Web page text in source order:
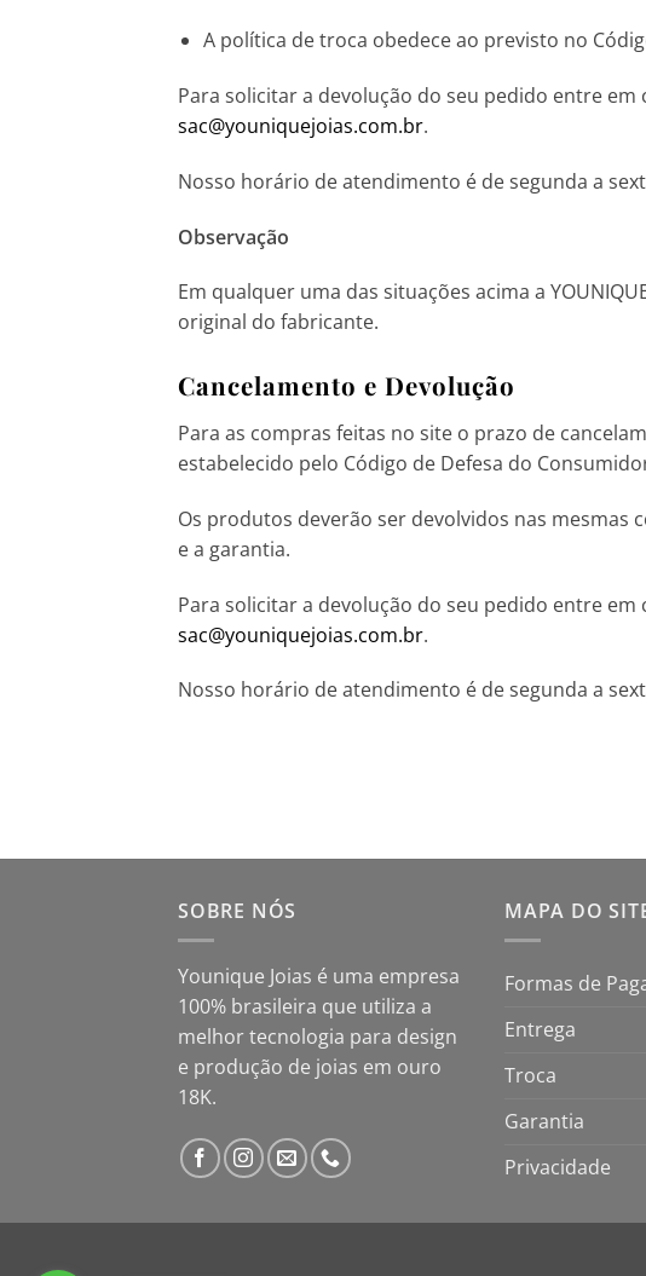
A política de troca obedece ao previsto no
Para solicitar a devolução do seu pedido entre
sac@youniquejoias.com.br.
Nosso horário de atendimento é de segunda a
Observação
Em qualquer uma das situações acima a
original do fabricante.
Cancelamento e Devolução
Para as compras feitas no site o prazo de
estabelecido pelo Código de Defesa do
Os produtos deverão ser devolvidos nas mesmas
e a garantia.
Para solicitar a devolução do seu pedido entre
sac@youniquejoias.com.br.
Nosso horário de atendimento é de segunda a
SOBRE NÓS
Younique Joias é uma empresa
100% brasileira que utiliza a
melhor tecnologia para design
e produção de joias em ouro
18K.
MAPA DO
Formas de
Entrega
Troca
Garantia
Privacidade